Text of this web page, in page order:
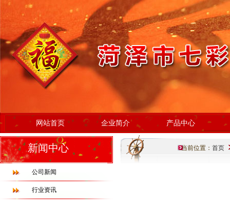
网站首页 企业简介 产品中心
新闻中心
公司新闻
行业资讯
当前位置： 首页